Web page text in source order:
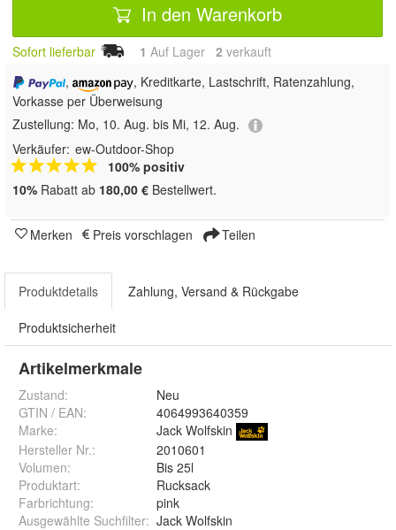
In den Warenkorb
Sofort lieferbar 1 Auf Lager 2 verkauft
,
, Kreditkarte, Lastschrift, Ratenzahlung,
Vorkasse per Überweisung
Zustellung: Mo, 10. Aug. bis Mi, 12. Aug.
Verkäufer: ew-Outdoor-Shop
100% positiv
10% Rabatt ab 180,00 € Bestellwert.
Merken Preis vorschlagen Teilen
Produktdetails Zahlung, Versand & Rückgabe
Produktsicherheit
Artikelmerkmale
Zustand:
Neu
GTIN / EAN:
4064993640359
Marke:
Jack Wolfskin
Hersteller Nr.:
2010601
Volumen:
Bis 25l
Produktart:
Rucksack
Farbrichtung:
pink
Ausgewählte Suchfilter: Jack Wolfskin